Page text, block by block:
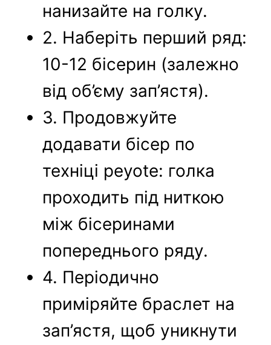
нанизайте на голку.
2. Наберіть перший ряд:
10-12 бісерин (залежно
від об’єму зап’ястя).
3. Продовжуйте
додавати бісер по
техніці peyote: голка
проходить під ниткою
між бісеринами
попереднього ряду.
4. Періодично
приміряйте браслет на
зап’ястя, щоб уникнути